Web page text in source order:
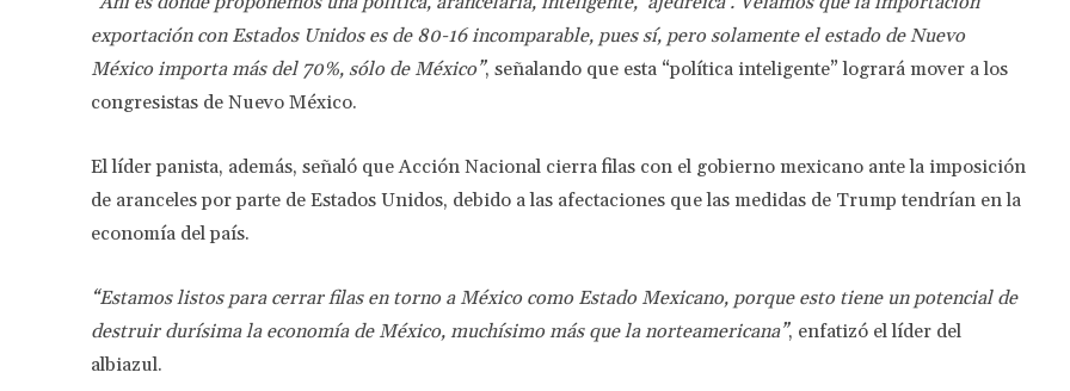
exportación con Estados Unidos es de 80-16 incomparable, pues sí, pero solamente el estado de Nuevo
México importa más del 70%, sólo de México”, señalando que esta “política inteligente” logrará mover a los
congresistas de Nuevo México.
El líder panista, además, señaló que Acción Nacional cierra filas con el gobierno mexicano ante la imposición
de aranceles por parte de Estados Unidos, debido a las afectaciones que las medidas de Trump tendrían en la
economía del país.
“Estamos listos para cerrar filas en torno a México como Estado Mexicano, porque esto tiene un potencial de
destruir durísima la economía de México, muchísimo más que la norteamericana”, enfatizó el líder del
albiazul.